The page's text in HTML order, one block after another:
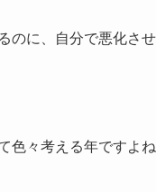
のに、自分で悪化させ
色々考える年ですよね